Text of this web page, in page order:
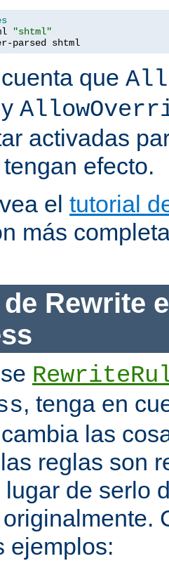
"shtml"
parsed shtml
que
y
activadas
efecto.
el tutorial
más
Rewrite
, tenga en
las
reglas son
de serlo
ejemplos: